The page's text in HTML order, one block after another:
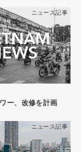
ニュース記事
ー、改修を計画
ニュース記事